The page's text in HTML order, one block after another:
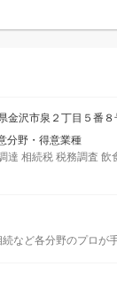
金沢市泉２丁目５番８
分野・得意業種
達 相続税 税務調査 飲